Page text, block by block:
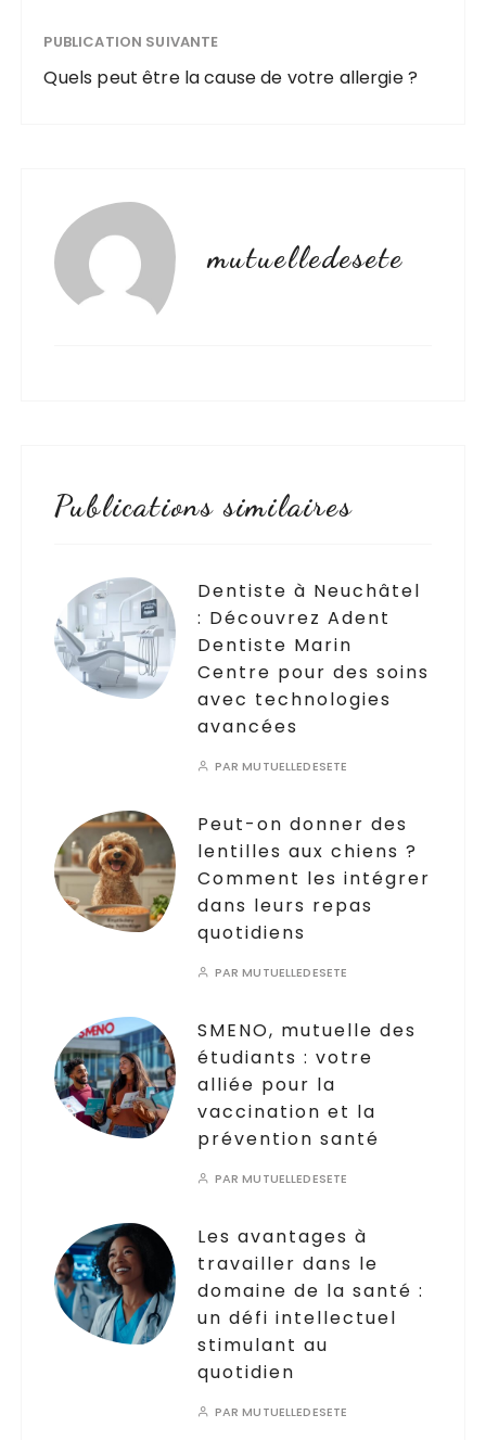
PUBLICATION SUIVANTE
Quels peut être la cause de votre allergie ?
mutuelledesete
Publications similaires
Dentiste à Neuchâtel
: Découvrez Adent
Dentiste Marin
Centre pour des soins
avec technologies
avancées
PARMUTUELLEDESETE
Peut-on donner des
lentilles aux chiens ?
Comment les intégrer
dans leurs repas
quotidiens
PARMUTUELLEDESETE
SMENO, mutuelle des
étudiants : votre
alliée pour la
vaccination et la
prévention santé
PARMUTUELLEDESETE
Les avantages à
travailler dans le
domaine de la santé :
un défi intellectuel
stimulant au
quotidien
PARMUTUELLEDESETE